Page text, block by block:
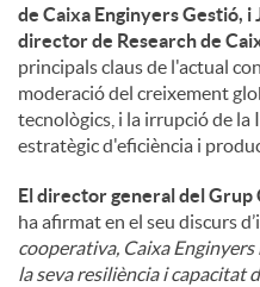
de Caixa Enginyers Gestió,
director de Research de
principals claus de l'actual
moderació del creixement
tecnològics, i la irrupció de la
estratègic d'eficiència i
El director general del Grup
ha afirmat en el seu discurs
cooperativa, Caixa
la seva resiliència i capacitat